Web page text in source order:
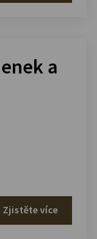
a
Zjistěte více